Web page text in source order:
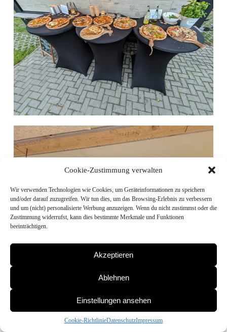
Cookie-Zustimmung verwalten
Wir verwenden Technologien wie Cookies, um Geräteinformationen zu speichern
und/oder darauf zuzugreifen. Wir tun dies, um das Browsing-Erlebnis zu verbessern
und um (nicht) personalisierte Werbung anzuzeigen. Wenn du nicht zustimmst oder die
Zustimmung widerrufst, kann dies bestimmte Merkmale und Funktionen
beeinträchtigen.
Akzeptieren
Ablehnen
Einstellungen ansehen
Cookie-RichtlinieDatenschutzImpressum